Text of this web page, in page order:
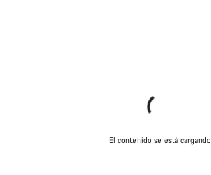
El contenido se está cargando